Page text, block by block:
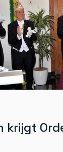
krijgt